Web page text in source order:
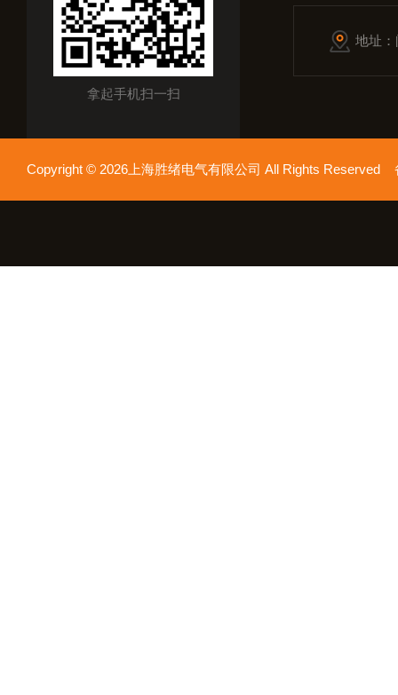
拿起手机扫一扫
地址
Copyright © 2026上海胜绪电气有限公司 All Rights Reserved